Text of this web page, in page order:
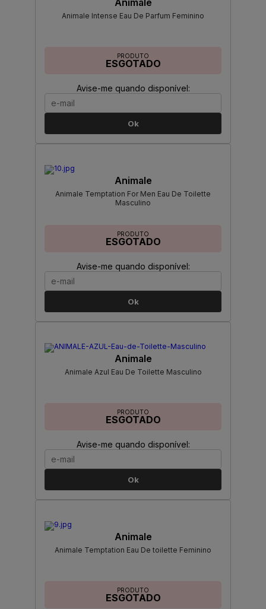
Animale
Animale Intense Eau De Parfum Feminino
PRODUTO
ESGOTADO
Avise-me quando disponível:
Ok
Animale
Animale Temptation For Men Eau De Toilette
Masculino
PRODUTO
ESGOTADO
Avise-me quando disponível:
Ok
Animale
Animale Azul Eau De Toilette Masculino
PRODUTO
ESGOTADO
Avise-me quando disponível:
Ok
Animale
Animale Temptation Eau De toilette Feminino
PRODUTO
ESGOTADO